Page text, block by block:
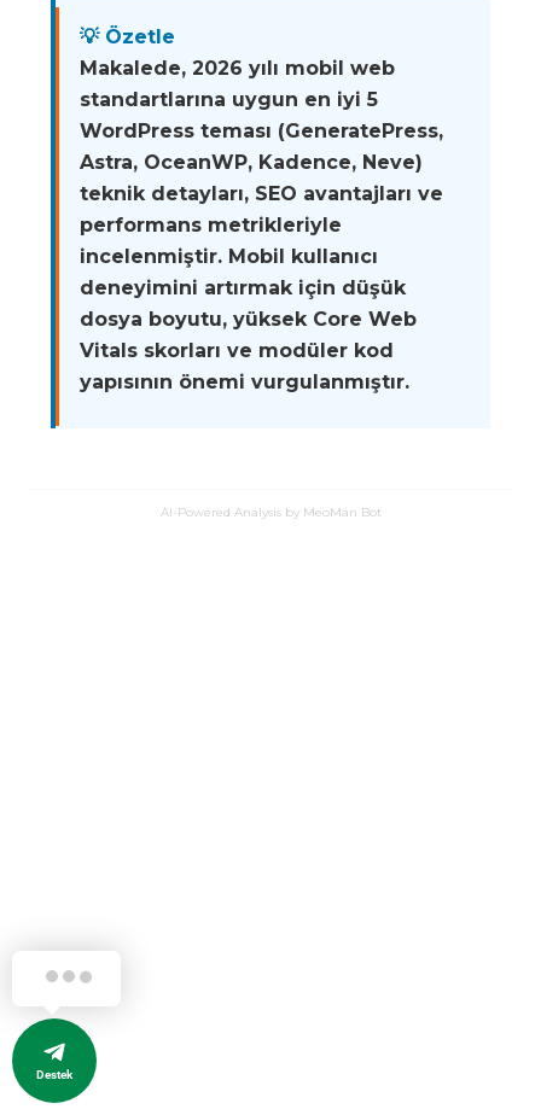
💡 Özetle
Makalede, 2026 yılı mobil web
standartlarına uygun en iyi 5
WordPress teması (GeneratePress,
Astra, OceanWP, Kadence, Neve)
teknik detayları, SEO avantajları ve
performans metrikleriyle
incelenmiştir. Mobil kullanıcı
deneyimini artırmak için düşük
dosya boyutu, yüksek Core Web
Vitals skorları ve modüler kod
yapısının önemi vurgulanmıştır.
AI-Powered Analysis by MeoMan Bot
Destek